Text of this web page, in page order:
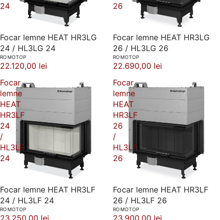
24
Focar lemne HEAT HR3LG
24 / HL3LG 24
ROMOTOP
22.120,00 lei
26
Focar lemne HEAT HR3LG
26 / HL3LG 26
ROMOTOP
22.690,00 lei
Focar
lemne
HEAT
HR3LF
24
/
HL3LF
24
Focar lemne HEAT HR3LF
24 / HL3LF 24
ROMOTOP
23.250,00 lei
Focar
lemne
HEAT
HR3LF
26
/
HL3LF
26
Focar lemne HEAT HR3LF
26 / HL3LF 26
ROMOTOP
23.900,00 lei